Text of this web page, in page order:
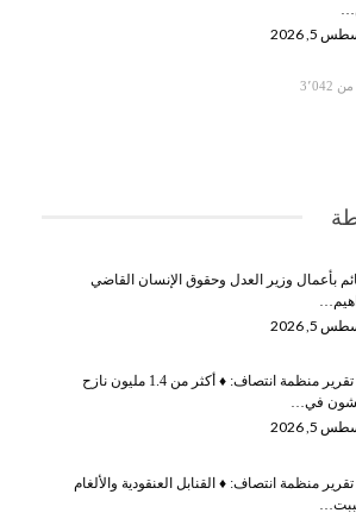
5, 2026
بأعمال وزير العدل وحقوق الإنسان القاضي
5, 2026
تقرير منظمة انتصاف: ♦️
أكثر من 1.4 مليون نازح
في…
5, 2026
تقرير منظمة انتصاف: ♦️القنابل العنقودية والألغام